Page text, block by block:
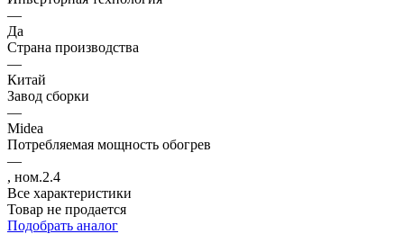
—
Да
Страна производства
—
Китай
Завод сборки
—
Midea
Потребляемая мощность обогрев
—
, ном.2.4
Все характеристики
Товар не продается
Подобрать аналог